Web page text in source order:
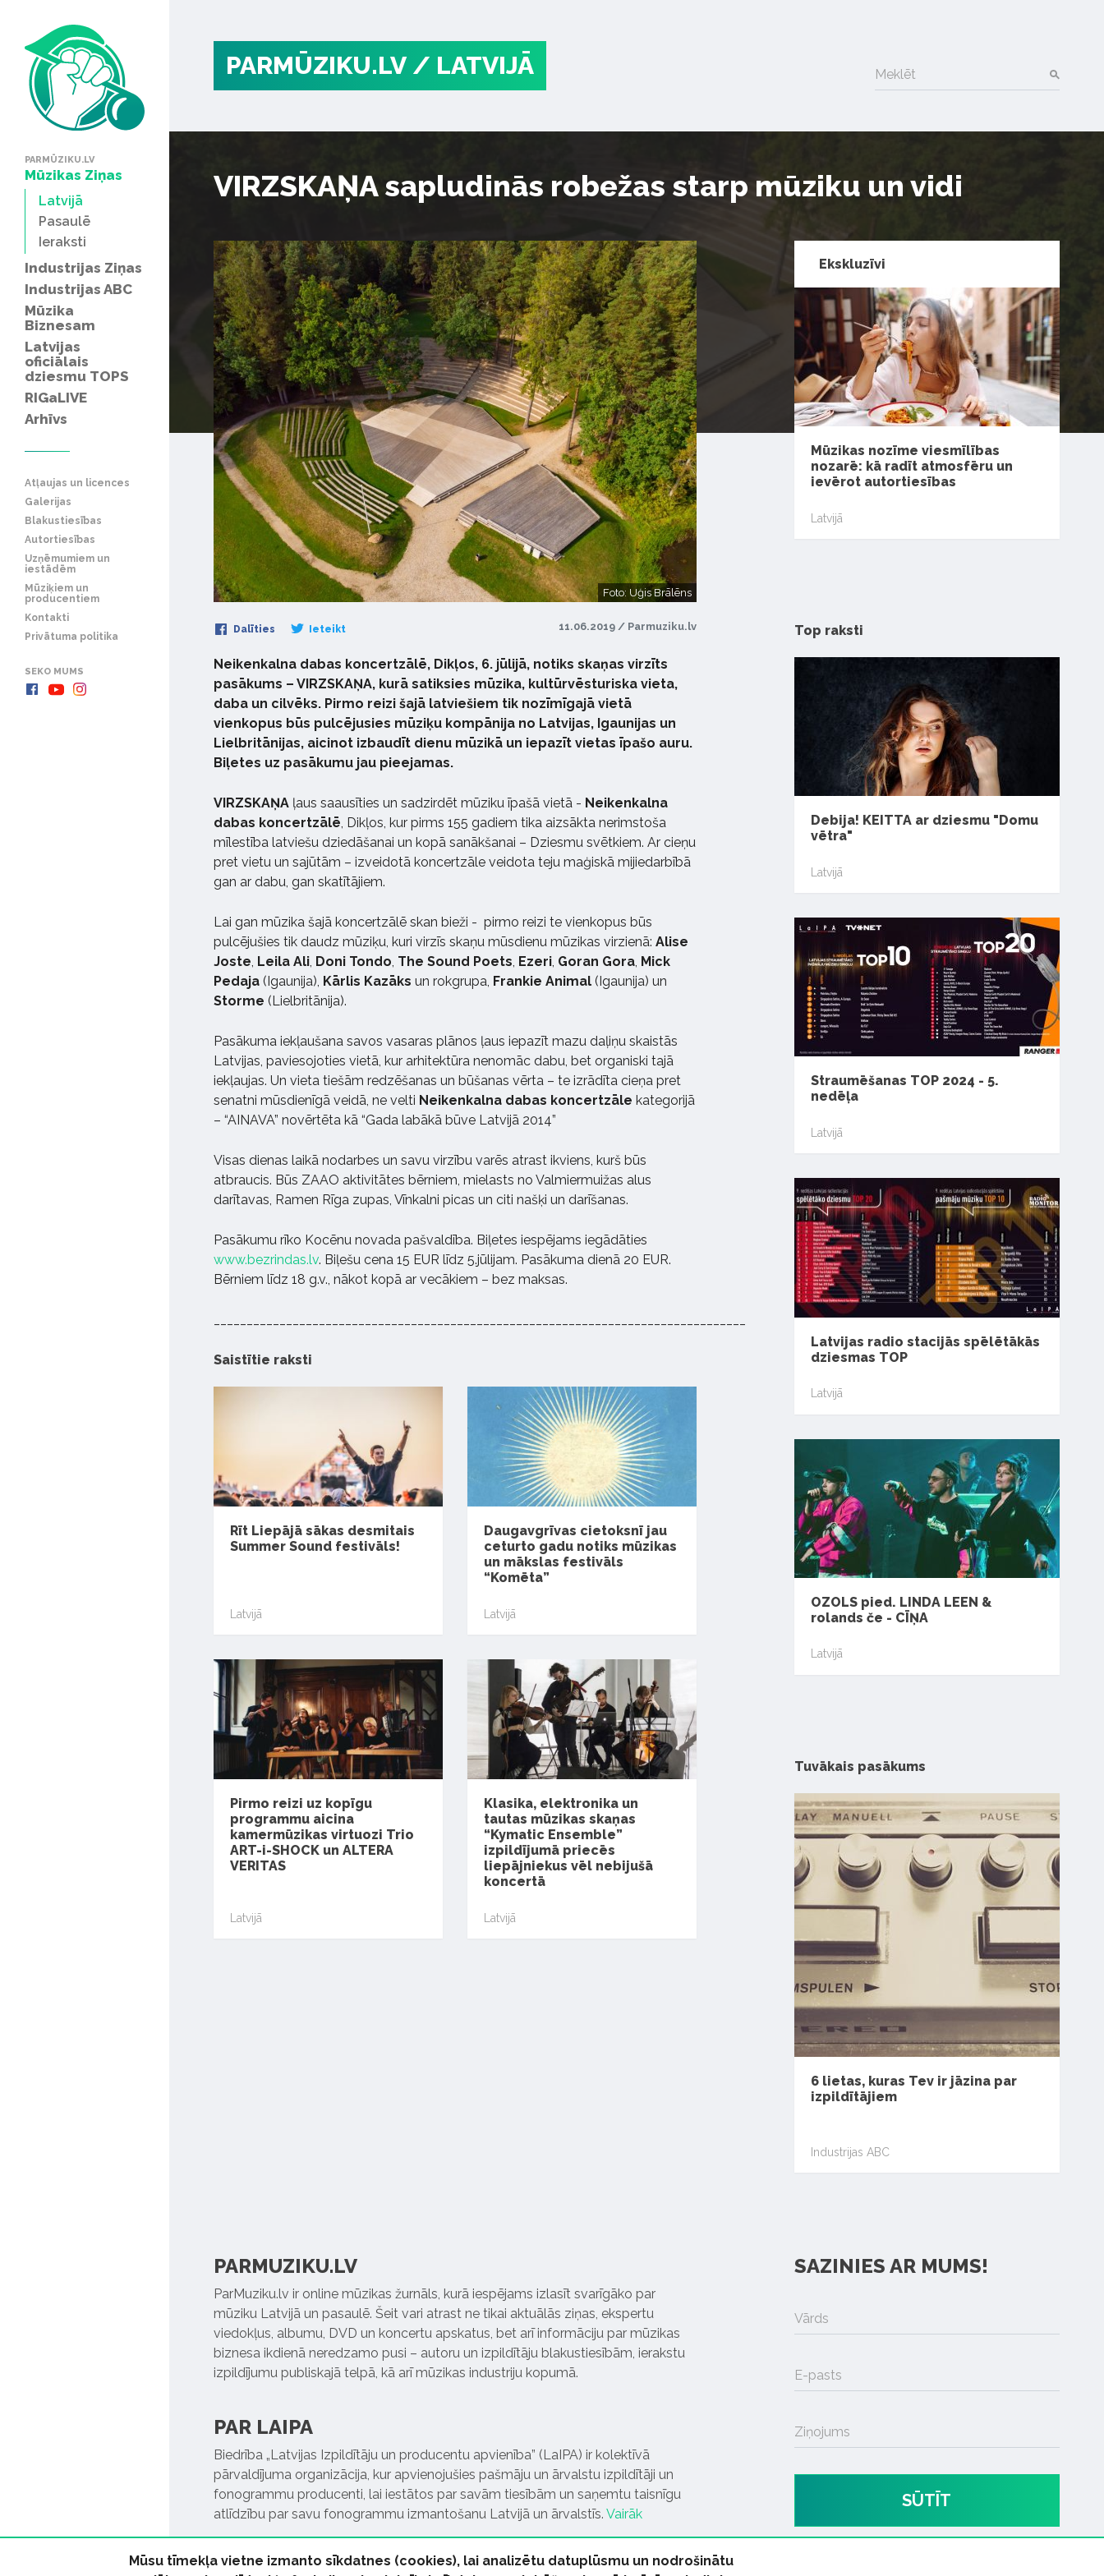
PARMŪZIKU.LV
Mūzikas Ziņas
Latvijā
Pasaulē
Ieraksti
Industrijas Ziņas
Industrijas ABC
Mūzika
Biznesam
Latvijas
oficiālais
dziesmu TOPS
RIGaLIVE
Arhīvs
Atļaujas un licences
Galerijas
Blakustiesības
Autortiesības
Uzņēmumiem un
iestādēm
Mūziķiem un
producentiem
Kontakti
Privātuma politika
SEKO MUMS
PARMŪZIKU.LV / LATVIJĀ Meklēt
VIRZSKAŅA sapludinās robežas starp mūziku un vidi
Foto: Uģis Brālēns
Dalīties Ieteikt 11.06.2019 / Parmuziku.lv
Neikenkalna dabas koncertzālē, Dikļos, 6. jūlijā, notiks skaņas virzīts
pasākums – VIRZSKAŅA, kurā satiksies mūzika, kultūrvēsturiska vieta,
daba un cilvēks. Pirmo reizi šajā latviešiem tik nozīmīgajā vietā
vienkopus būs pulcējusies mūziķu kompānija no Latvijas, Igaunijas un
Lielbritānijas, aicinot izbaudīt dienu mūzikā un iepazīt vietas īpašo auru.
Biļetes uz pasākumu jau pieejamas.
VIRZSKAŅA ļaus saausīties un sadzirdēt mūziku īpašā vietā - Neikenkalna
dabas koncertzālē, Dikļos, kur pirms 155 gadiem tika aizsākta nerimstoša
mīlestība latviešu dziedāšanai un kopā sanākšanai – Dziesmu svētkiem. Ar cieņu
pret vietu un sajūtām – izveidotā koncertzāle veidota teju maģiskā mijiedarbībā
gan ar dabu, gan skatītājiem.
Lai gan mūzika šajā koncertzālē skan bieži - pirmo reizi te vienkopus būs
pulcējušies tik daudz mūziķu, kuri virzīs skaņu mūsdienu mūzikas virzienā: Alise
Joste, Leila Ali, Doni Tondo, The Sound Poets, Ezeri, Goran Gora, Mick
Pedaja (Igaunija), Kārlis Kazāks un rokgrupa, Frankie Animal (Igaunija) un
Storme (Lielbritānija).
Pasākuma iekļaušana savos vasaras plānos ļaus iepazīt mazu daļiņu skaistās
Latvijas, paviesojoties vietā, kur arhitektūra nenomāc dabu, bet organiski tajā
iekļaujas. Un vieta tiešām redzēšanas un būšanas vērta – te izrādīta cieņa pret
senatni mūsdienīgā veidā, ne velti Neikenkalna dabas koncertzāle kategorijā
– “AINAVA” novērtēta kā “Gada labākā būve Latvijā 2014”
Visas dienas laikā nodarbes un savu virzību varēs atrast ikviens, kurš būs
atbraucis. Būs ZAAO aktivitātes bērniem, mielasts no Valmiermuižas alus
darītavas, Ramen Rīga zupas, Vīnkalni picas un citi našķi un darīšanas.
Pasākumu rīko Kocēnu novada pašvaldība. Biļetes iespējams iegādāties
www.bezrindas.lv. Biļešu cena 15 EUR līdz 5.jūlijam. Pasākuma dienā 20 EUR.
Bērniem līdz 18 g.v., nākot kopā ar vecākiem – bez maksas.
Saistītie raksti
Rīt Liepājā sākas desmitais
Summer Sound festivāls!
Latvijā
Daugavgrīvas cietoksnī jau
ceturto gadu notiks mūzikas
un mākslas festivāls
“Komēta”
Latvijā
Pirmo reizi uz kopīgu
programmu aicina
kamermūzikas virtuozi Trio
ART-i-SHOCK un ALTERA
VERITAS
Latvijā
Klasika, elektronika un
tautas mūzikas skaņas
“Kymatic Ensemble”
izpildījumā priecēs
liepājniekus vēl nebijušā
koncertā
Latvijā
Ekskluzīvi
Mūzikas nozīme viesmīlības
nozarē: kā radīt atmosfēru un
ievērot autortiesības
Latvijā
Top raksti
Debija! KEITTA ar dziesmu "Domu
vētra"
Latvijā
Straumēšanas TOP 2024 - 5.
nedēļa
Latvijā
Latvijas radio stacijās spēlētākās
dziesmas TOP
Latvijā
OZOLS pied. LINDA LEEN &
rolands če - CĪŅA
Latvijā
Tuvākais pasākums
6 lietas, kuras Tev ir jāzina par
izpildītājiem
Industrijas ABC
PARMUZIKU.LV
ParMuziku.lv ir online mūzikas žurnāls, kurā iespējams izlasīt svarīgāko par
mūziku Latvijā un pasaulē. Šeit vari atrast ne tikai aktuālās ziņas, ekspertu
viedokļus, albumu, DVD un koncertu apskatus, bet arī informāciju par mūzikas
biznesa ikdienā neredzamo pusi – autoru un izpildītāju blakustiesībām, ierakstu
izpildījumu publiskajā telpā, kā arī mūzikas industriju kopumā.
PAR LAIPA
Biedrība „Latvijas Izpildītāju un producentu apvienība” (LaIPA) ir kolektīvā
pārvaldījuma organizācija, kur apvienojušies pašmāju un ārvalstu izpildītāji un
fonogrammu producenti, lai iestātos par savām tiesībām un saņemtu taisnīgu
atlīdzību par savu fonogrammu izmantošanu Latvijā un ārvalstīs. Vairāk
SAZINIES AR MUMS!
Vārds
E-pasts
Ziņojums
SŪTĪT
Mūsu tīmekļa vietne izmanto sīkdatnes (cookies), lai analizētu datuplūsmu un nodrošinātu